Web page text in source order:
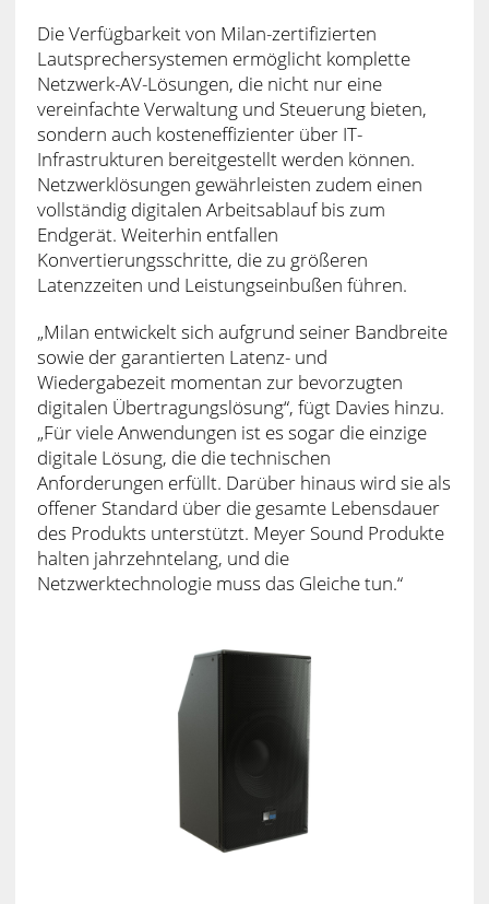
Die Verfügbarkeit von Milan-zertifizierten
Lautsprechersystemen ermöglicht komplette
Netzwerk-AV-Lösungen, die nicht nur eine
vereinfachte Verwaltung und Steuerung bieten,
sondern auch kosteneffizienter über IT-
Infrastrukturen bereitgestellt werden können.
Netzwerklösungen gewährleisten zudem einen
vollständig digitalen Arbeitsablauf bis zum
Endgerät. Weiterhin entfallen
Konvertierungsschritte, die zu größeren
Latenzzeiten und Leistungseinbußen führen.
„Milan entwickelt sich aufgrund seiner Bandbreite
sowie der garantierten Latenz- und
Wiedergabezeit momentan zur bevorzugten
digitalen Übertragungslösung“, fügt Davies hinzu.
„Für viele Anwendungen ist es sogar die einzige
digitale Lösung, die die technischen
Anforderungen erfüllt. Darüber hinaus wird sie als
offener Standard über die gesamte Lebensdauer
des Produkts unterstützt. Meyer Sound Produkte
halten jahrzehntelang, und die
Netzwerktechnologie muss das Gleiche tun.“